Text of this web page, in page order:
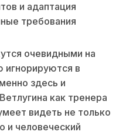
и адаптация
требования
очевидными на
игнорируются в
здесь и
как тренера
видеть не только
и человеческий